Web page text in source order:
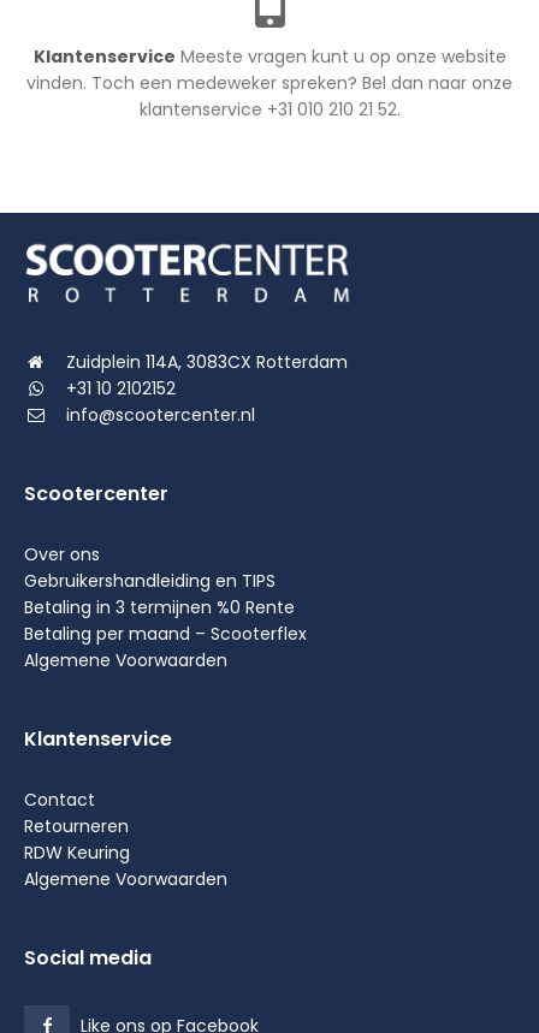
Klantenservice Meeste vragen kunt u op onze website
vinden. Toch een medeweker spreken? Bel dan naar onze
klantenservice +31 010 210 21 52.
Zuidplein 114A, 3083CX Rotterdam
+31 10 2102152
info@scootercenter.nl
Scootercenter
Over ons
Gebruikershandleiding en TIPS
Betaling in 3 termijnen %0 Rente
Betaling per maand – Scooterflex
Algemene Voorwaarden
Klantenservice
Contact
Retourneren
RDW Keuring
Algemene Voorwaarden
Social media
Like ons op Facebook